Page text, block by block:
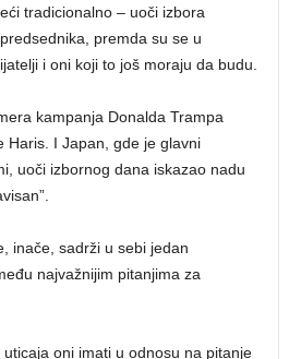
tradicionalno – uoči izbora
premda su se u
i oni koji to još moraju da budu.
kampanja Donalda Trampa
Haris. I Japan, gde je glavni
uoči izbornog dana iskazao nadu
inače, sadrži u sebi jedan
najvažnijim pitanjima za
oni imati u odnosu na pitanje